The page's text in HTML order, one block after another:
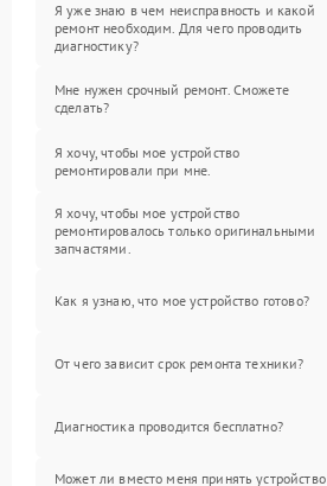
Я уже знаю в чем неисправность и какой
ремонт необходим. Для чего проводить
диагностику?
Мне нужен срочный ремонт. Сможете
сделать?
Я хочу, чтобы мое устройство
ремонтировали при мне.
Я хочу, чтобы мое устройство
ремонтировалось только оригинальными
запчастями.
Как я узнаю, что мое устройство готово?
От чего зависит срок ремонта техники?
Диагностика проводится бесплатно?
Может ли вместо меня принять устройство